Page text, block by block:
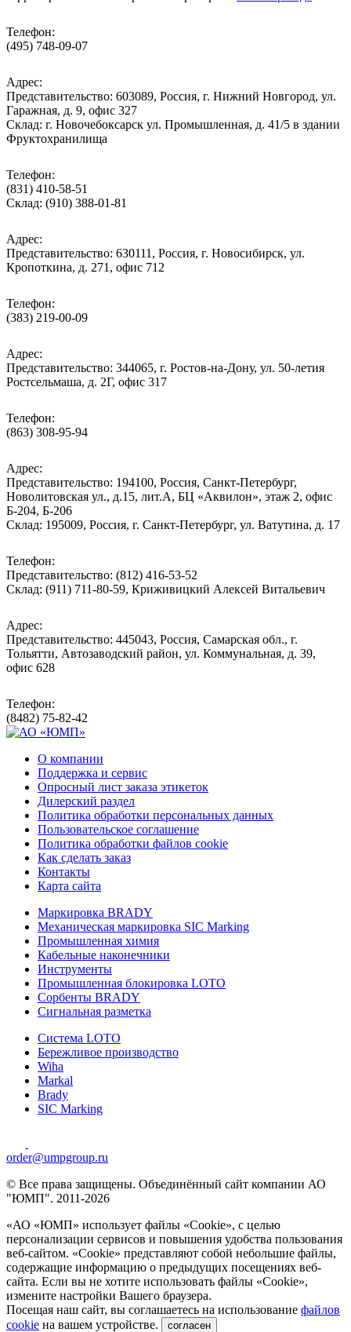
Телефон:
(495) 748-09-07
Адрес:
Представительство: 603089, Россия, г. Нижний Новгород, ул.
Гаражная, д. 9, офис 327
Склад: г. Новочебоксарск ул. Промышленная, д. 41/5 в здании
Фруктохранилища
Телефон:
(831) 410-58-51
Склад: (910) 388-01-81
Адрес:
Представительство: 630111, Россия, г. Новосибирск, ул.
Кропоткина, д. 271, офис 712
Телефон:
(383) 219-00-09
Адрес:
Представительство: 344065, г. Ростов-на-Дону, ул. 50-летия
Ростсельмаша, д. 2Г, офис 317
Телефон:
(863) 308-95-94
Адрес:
Представительство: 194100, Россия, Санкт-Петербург,
Новолитовская ул., д.15, лит.А, БЦ «Аквилон», этаж 2, офис
Б-204, Б-206
Склад: 195009, Россия, г. Санкт-Петербург, ул. Ватутина, д. 17
Телефон:
Представительство: (812) 416-53-52
Склад: (911) 711-80-59, Криживицкий Алексей Витальевич
Адрес:
Представительство: 445043, Россия, Самарская обл., г.
Тольятти, Автозаводский район, ул. Коммунальная, д. 39,
офис 628
Телефон:
(8482) 75-82-42
О компании
Поддержка и сервис
Опросный лист заказа этикеток
Дилерский раздел
Политика обработки персональных данных
Пользовательское соглашение
Политика обработки файлов cookie
Как сделать заказ
Контакты
Карта сайта
Маркировка BRADY
Механическая маркировка SIC Marking
Промышленная химия
Кабельные наконечники
Инструменты
Промышленная блокировка LOTO
Сорбенты BRADY
Сигнальная разметка
Система LOTO
Бережливое производство
Wiha
Markal
Brady
SIC Marking
order@umpgroup.ru
© Все права защищены. Объединённый сайт компании АО
"ЮМП". 2011-2026
«АО «ЮМП» использует файлы «Сookie», с целью
персонализации сервисов и повышения удобства пользования
веб-сайтом. «Cookie» представляют собой небольшие файлы,
содержащие информацию о предыдущих посещениях веб-
сайта. Если вы не хотите использовать файлы «Сookie»,
измените настройки Вашего браузера.
Посещая наш сайт, вы соглашаетесь на использование файлов
cookie на вашем устройстве. согласен